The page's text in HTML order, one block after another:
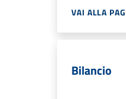
VAI ALLA
Bilancio